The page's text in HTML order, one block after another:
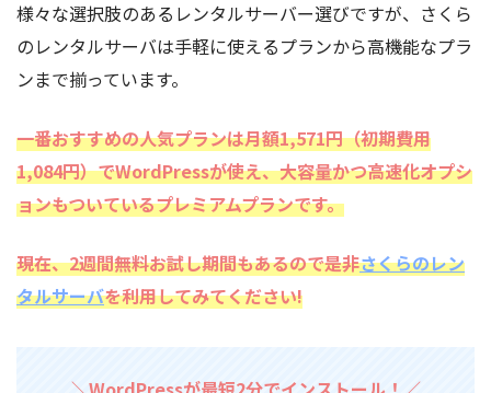
様々な選択肢のあるレンタルサーバー選びですが、さくら
のレンタルサーバは手軽に使えるプランから高機能なプラ
ンまで揃っています。
一番おすすめの人気プランは月額1,571円（初期費用
1,084円）でWordPressが使え、大容量かつ高速化オプシ
ョンもついているプレミアムプランです。
現在、2週間無料お試し期間もあるので是非さくらのレン
タルサーバを利用してみてください!